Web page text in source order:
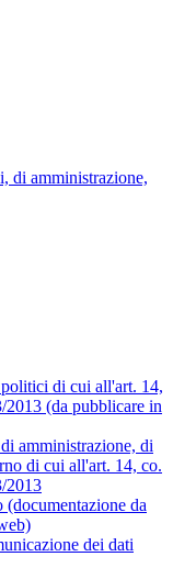
di amministrazione,
di cui all'art. 14,
2013 (da pubblicare in
amministrazione, di
di cui all'art. 14, co.
2013
(documentazione da
dei dati